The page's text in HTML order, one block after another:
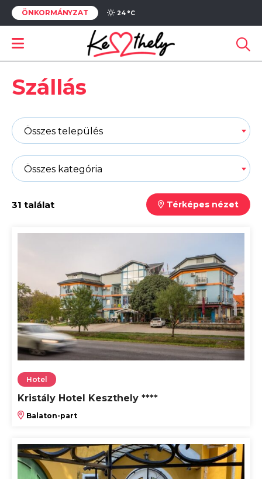
ÖNKORMÁNYZAT 24 °C
Szállás
Összes település
Összes kategória
31 találat Térképes nézet
Hotel
Kristály Hotel Keszthely ****
Balaton-part